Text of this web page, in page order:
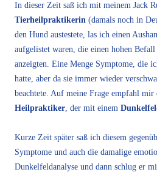
In dieser Zeit saß ich mit meinem Jack
Tierheilpraktikerin (damals noch in
den Hund austestete, las ich einen
aufgelistet waren, die einen hohen Befall
anzeigten. Eine Menge Symptome, die
hatte, aber da sie immer wieder
beachtete. Auf meine Frage empfahl
Heilpraktiker, der mit einem
Kurze Zeit später saß ich diesem
Symptome und auch die damalige
Dunkelfeldanalyse und dann schlug er